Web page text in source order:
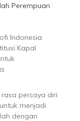
Perempuan
Indonesia
Kapal
percaya diri
menjadi
dengan